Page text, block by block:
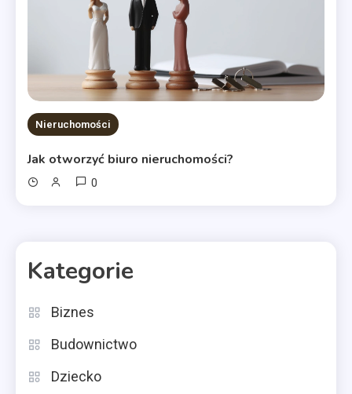
Nieruchomości
Jak otworzyć biuro nieruchomości?
0
Kategorie
Biznes
Budownictwo
Dziecko